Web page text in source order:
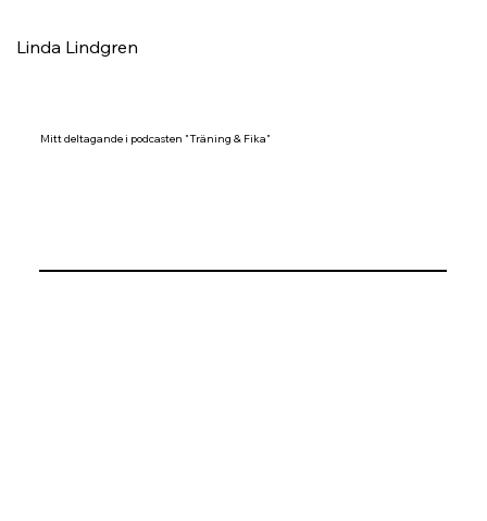
Linda Lindgren
Mitt deltagande i podcasten "Träning & Fika"